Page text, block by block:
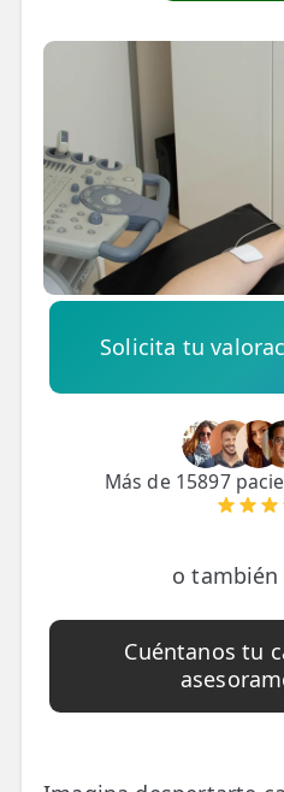
😓 Síntomas
📅 Pedir Cita
📰 Blog
🏢 Empresas
UBICACIONES
🔍 Buscador Clínicas
📍 Chamberí - Centro
📍 Barrio Salamanca
📍 Carabanchel - Usera
📍 Bravo Murillo
📍 Getafe
🛍️ Tienda Bonos
Solicita tu
Más de 15897
o también
Cuéntanos tu